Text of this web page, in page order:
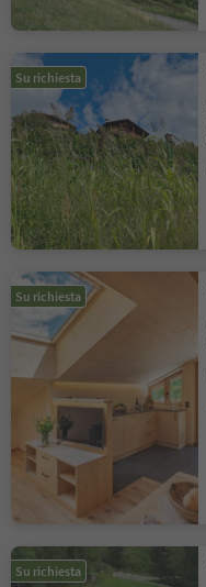
Su richiesta
Su richiesta
Su richiesta